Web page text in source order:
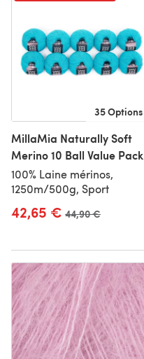
35 Options
MillaMia Naturally Soft
Merino 10 Ball Value Pack
100% Laine mérinos,
1250m/500g, Sport
42,65 € Ancien prix
44,90 €